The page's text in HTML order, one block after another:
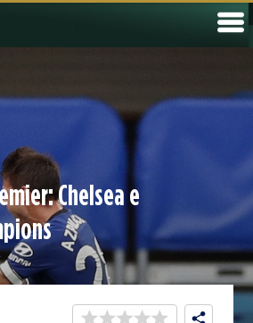
Chelsea e